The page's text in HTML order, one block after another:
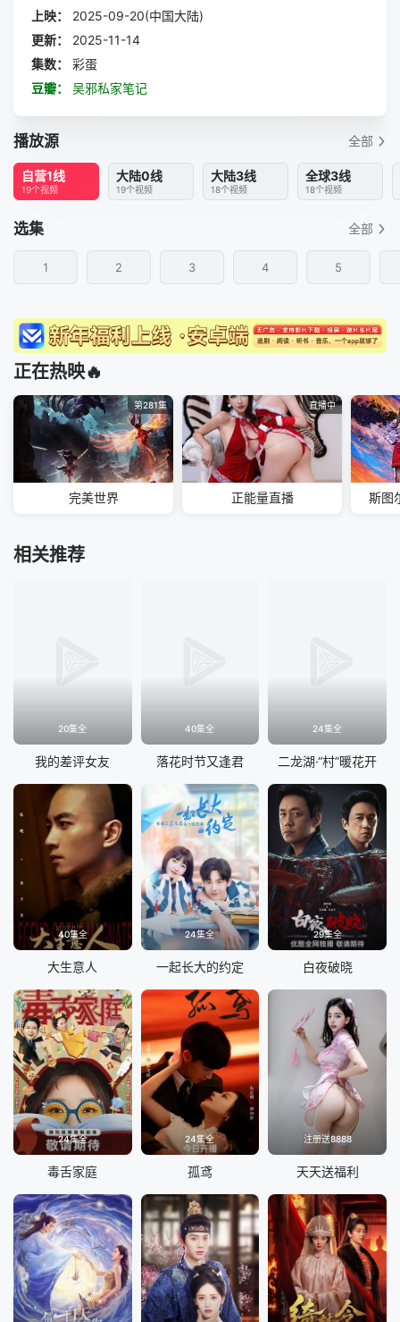
上映：
2025-09-20(中国大陆)
更新：
2025-11-14
集数：
彩蛋
豆瓣：
吴邪私家笔记
播放源 全部
自营1线
19个视频
大陆0线
19个视频
大陆3线
18个视频
全球3线
18个视频
选集 全部
1 2 3 4 5
正在热映🔥
第281集
完美世界
直播中
正能量直播 斯图
相关推荐
20集全
我的差评女友
40集全
落花时节又逢君
24集全
二龙湖·“村”暖花开
40集全
大生意人
24集全
一起长大的约定
29集全
白夜破晓
24集全
毒舌家庭
24集全
孤鸢
注册送8888
天天送福利